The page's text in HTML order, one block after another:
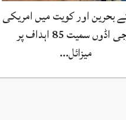
بحرین اور کویت میں امریکی
فوجی اڈوں سمیت 85 اہداف پر
میزائل…